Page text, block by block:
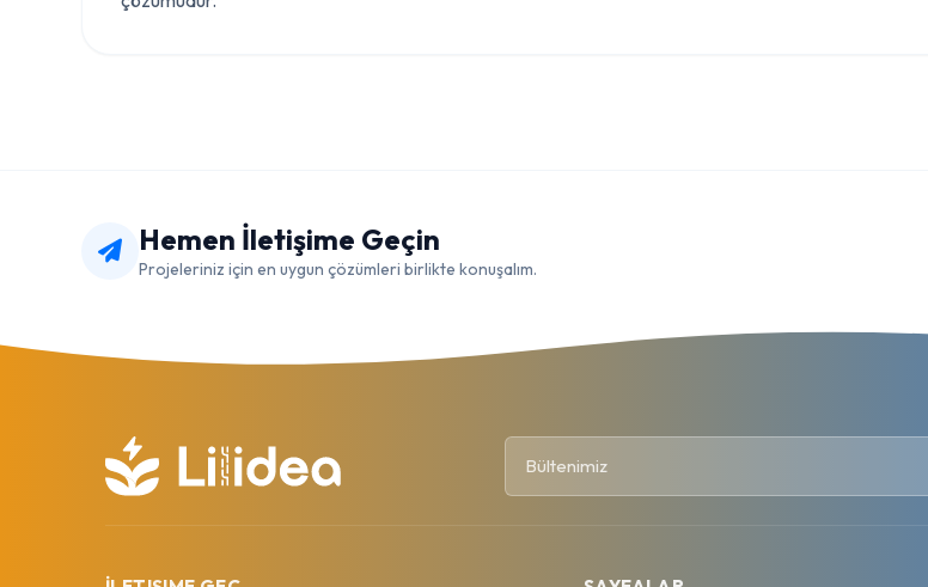
Hemen İletişime Geçin
Projeleriniz için en uygun çözümleri birlikte konuşalım.